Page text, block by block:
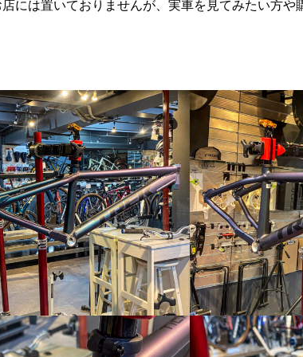
には置いておりませんが、実車を見てみたい方や